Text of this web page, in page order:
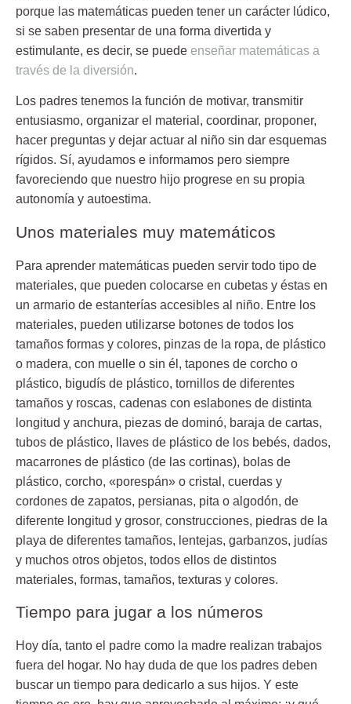
porque las matemáticas pueden tener un carácter lúdico,
si se saben presentar de una forma divertida y
estimulante, es decir, se puede enseñar matemáticas a
través de la diversión.
Los padres tenemos la función de motivar, transmitir
entusiasmo, organizar el material, coordinar, proponer,
hacer preguntas y dejar actuar al niño sin dar esquemas
rígidos. Sí, ayudamos e informamos pero siempre
favoreciendo que nuestro hijo progrese en su propia
autonomía y autoestima.
Unos materiales muy matemáticos
Para aprender matemáticas pueden servir todo tipo de
materiales, que pueden colocarse en cubetas y éstas en
un armario de estanterías accesibles al niño. Entre los
materiales, pueden utilizarse botones de todos los
tamaños formas y colores, pinzas de la ropa, de plástico
o madera, con muelle o sin él, tapones de corcho o
plástico, bigudís de plástico, tornillos de diferentes
tamaños y roscas, cadenas con eslabones de distinta
longitud y anchura, piezas de dominó, baraja de cartas,
tubos de plástico, llaves de plástico de los bebés, dados,
macarrones de plástico (de las cortinas), bolas de
plástico, corcho, «porespán» o cristal, cuerdas y
cordones de zapatos, persianas, pita o algodón, de
diferente longitud y grosor, construcciones, piedras de la
playa de diferentes tamaños, lentejas, garbanzos, judías
y muchos otros objetos, todos ellos de distintos
materiales, formas, tamaños, texturas y colores.
Tiempo para jugar a los números
Hoy día, tanto el padre como la madre realizan trabajos
fuera del hogar. No hay duda de que los padres deben
buscar un tiempo para dedicarlo a sus hijos. Y este